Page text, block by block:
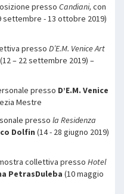
presso Candiani, con
settembre - 13 ottobre 2019)
presso D’E.M. Venice Art
(12 – 22 settembre 2019) –
presso D’E.M. Venice
Mestre
presso la Residenza
Dolfin (14 - 28 giugno 2019)
collettiva presso Hotel
PetrasDuleba (10 maggio